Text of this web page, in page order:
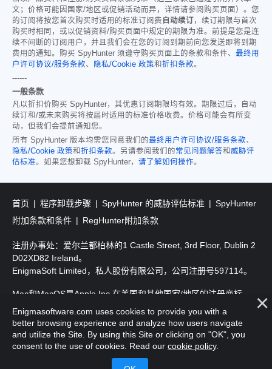
文；价格可能因国家/地区或促销活动而异，详情请参阅购买页面）。您
的订阅将按您首次购买时适用的标准订阅费 自动续订 ，续订期限与首次
购买时相同，或以促销资料/购买页面中规定的期限为准。前提是您是连
续不间断的订阅用户，并且我们会在您的订阅到期前向您发送即将到期
费用的通知。购买 SpyHunter 须遵守购买页面上的条款和条件、 最终用
户许可协议/服务条款、 隐私/Cookie 政策和折扣条款。
------
一般条款
凡以折扣价购买 SpyHunter，其优惠订阅期限均有效。期限过后，自动
续订和/或未来购买将按届时适用的标准价格收费。价格可能会有所变
动，但我们会提前通知您。
所有 SpyHunter 版本均需您同意我们的最终用户许可协议/服务条款、
隐私/Cookie 政策和折扣条款。另请参阅我们的常见问题解答和威胁评
估标准。如果您想卸载 SpyHunter， 请了解如何操作。
首页 程序卸载步骤 SpyHunter 的威胁评估标准
SpyHunter
附加条款和条件
RegHunter附加条款
注册办事处：爱尔兰都柏林的1 Castle Street, 3rd Floor, Dublin 2
D02XD82 Ireland。
EnigmaSoft Limited，私人股份有限公司，公司注册号597114。
Mac和MacOS是Apple Inc.在美国和其他国家/地区的注册商标。
版权所有2016-2026。EnigmaSoft Ltd. 保留所有权利。
Enigmasoftware.com uses cookies to provide you with a
better browsing experience and analyze how users navigate
and utilize the Site. By using this Site or clicking on "OK", you
consent to the use of cookies. Read our cookie policy.